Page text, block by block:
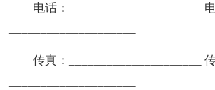
电话：_____________________
传真：_____________________